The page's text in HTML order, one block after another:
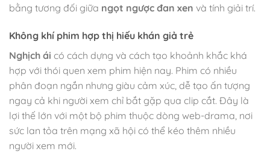
bằng tương đối giữa ngọt ngược đan xen và tính giải trí.
Không khí phim hợp thị hiếu khán giả trẻ
Nghịch ái có cách dựng và cách tạo khoảnh khắc khá
hợp với thói quen xem phim hiện nay. Phim có nhiều
phân đoạn ngắn nhưng giàu cảm xúc, dễ tạo ấn tượng
ngay cả khi người xem chỉ bắt gặp qua clip cắt. Đây là
lợi thế lớn với một bộ phim thuộc dòng web-drama, nơi
sức lan tỏa trên mạng xã hội có thể kéo thêm nhiều
người xem mới.